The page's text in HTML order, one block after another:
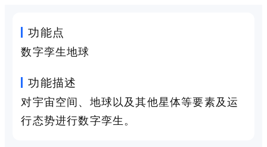
功能点
数字孪生地球
功能描述
对宇宙空间、地球以及其他星体等要素及运
行态势进行数字孪生。